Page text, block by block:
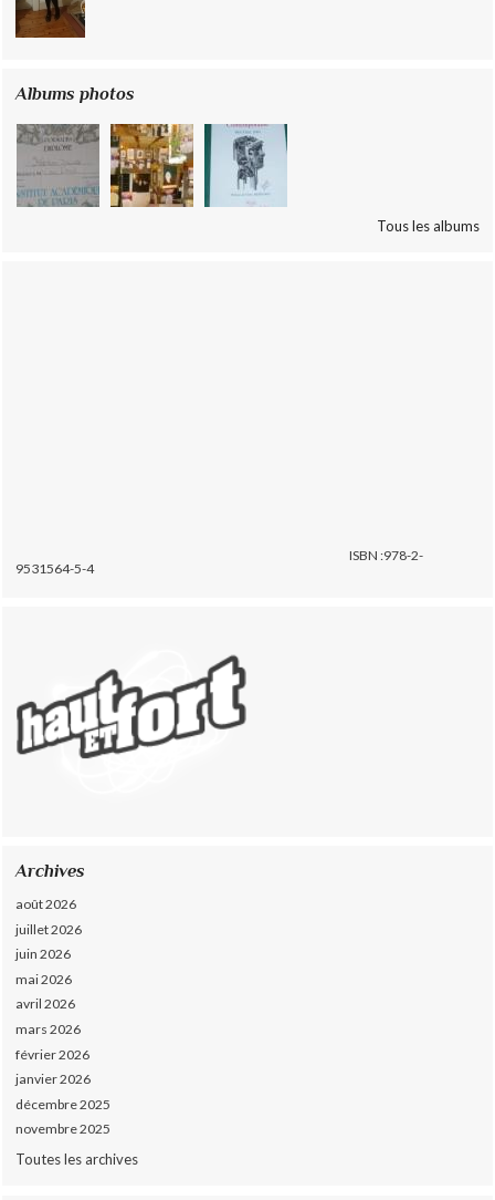
Albums photos
Tous les albums
ISBN :978-2-
9531564-5-4
Archives
août 2026
juillet 2026
juin 2026
mai 2026
avril 2026
mars 2026
février 2026
janvier 2026
décembre 2025
novembre 2025
Toutes les archives